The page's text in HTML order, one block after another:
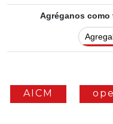
Agréganos
Agrega
AICM